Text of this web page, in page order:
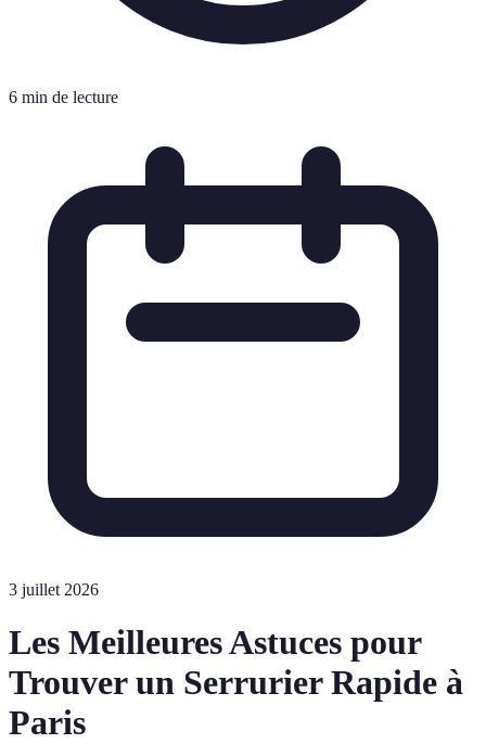
6 min de lecture
3 juillet 2026
Les Meilleures Astuces pour
Trouver un Serrurier Rapide à
Paris